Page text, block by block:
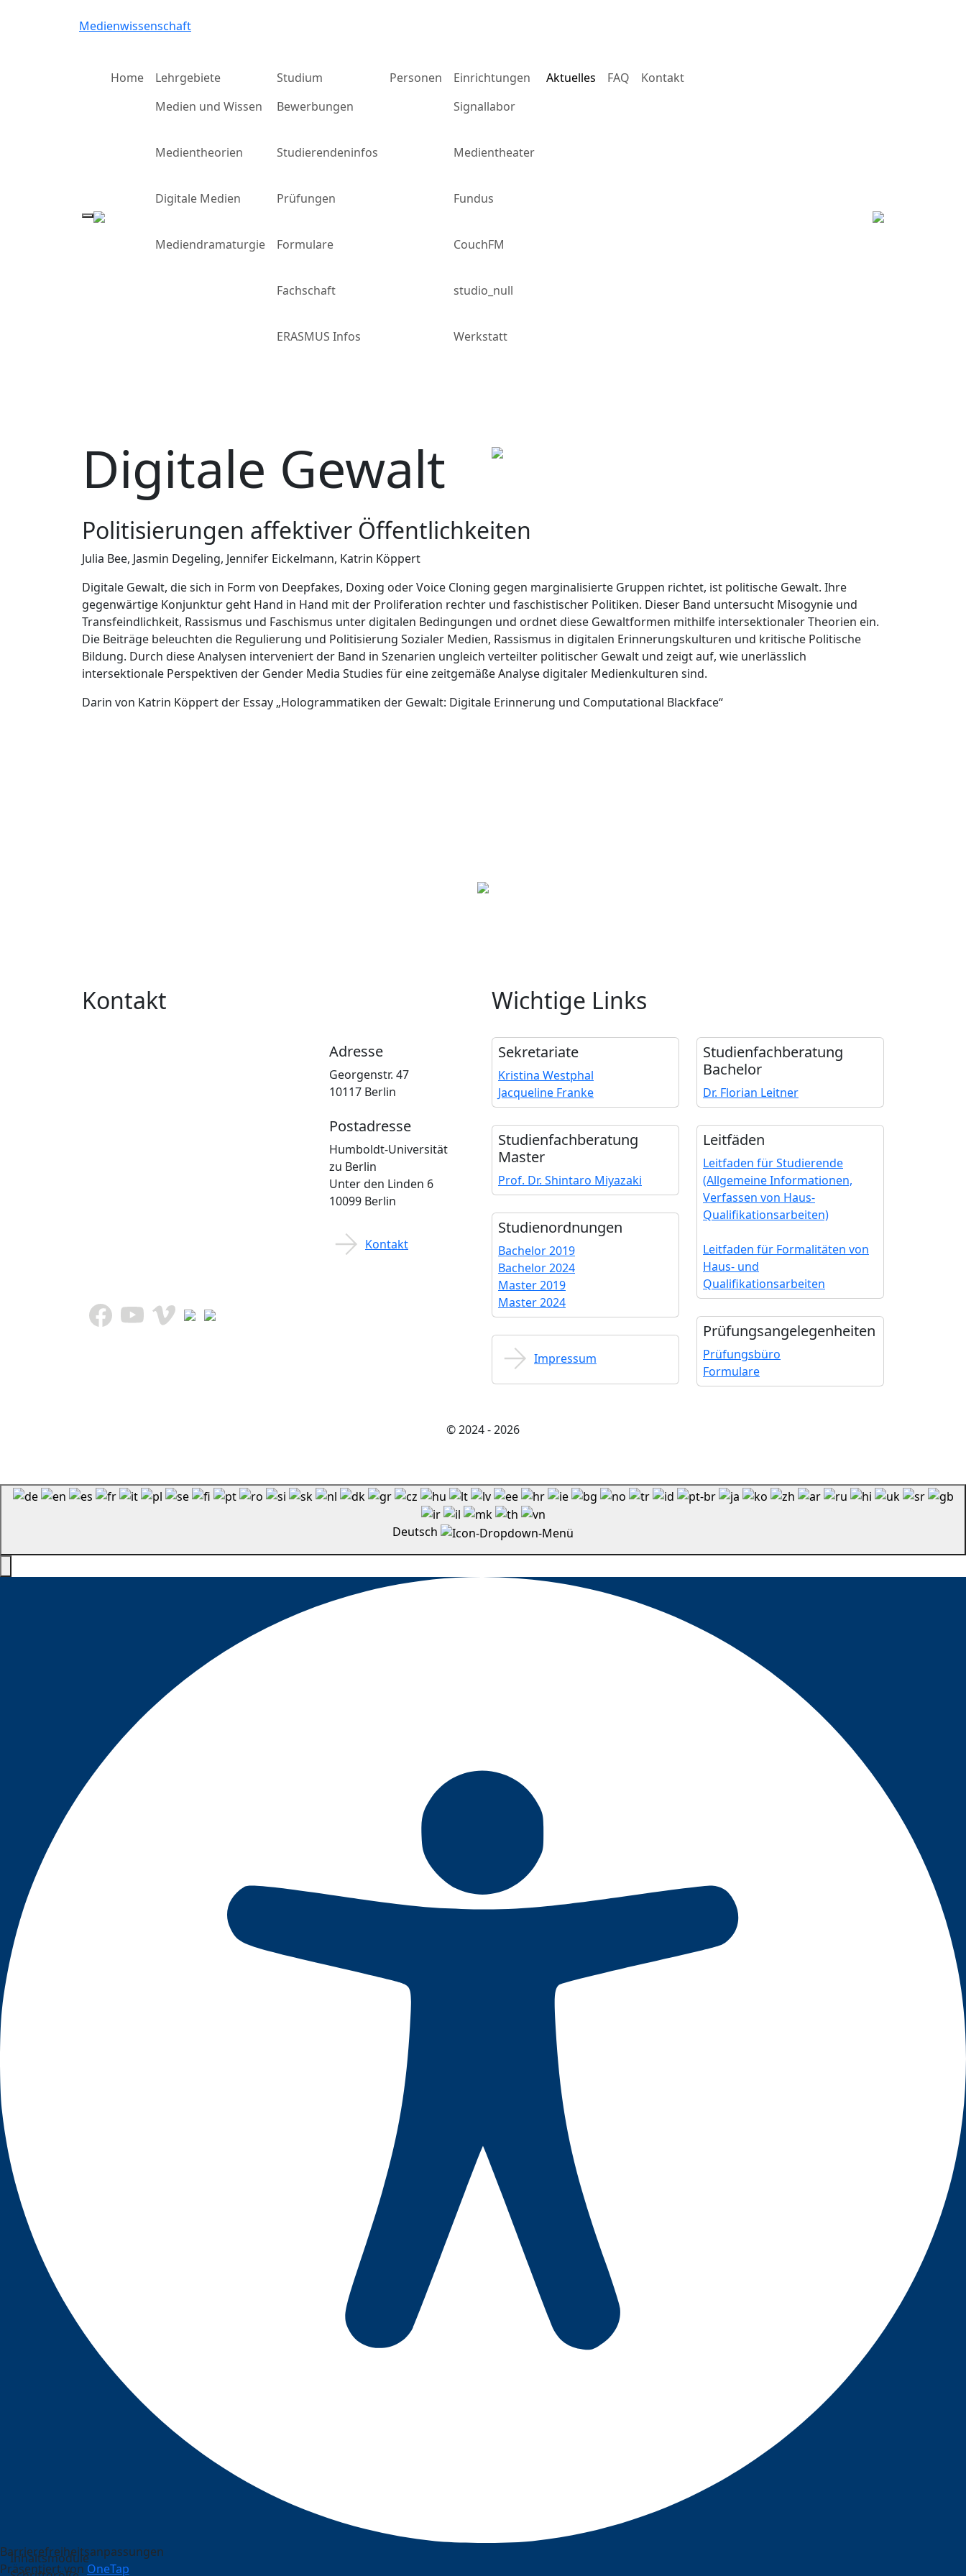
Medienwissenschaft
Home
Lehrgebiete
Medien und Wissen
Medientheorien
Digitale Medien
Mediendramaturgie
Studium
Bewerbungen
Studierendeninfos
Prüfungen
Formulare
Fachschaft
ERASMUS Infos
Personen
Einrichtungen
Signallabor
Medientheater
Fundus
CouchFM
studio_null
Werkstatt
Aktuelles FAQ Kontakt
Digitale Gewalt
Politisierungen affektiver Öffentlichkeiten
Julia Bee, Jasmin Degeling, Jennifer Eickelmann, Katrin Köppert
Digitale Gewalt, die sich in Form von Deepfakes, Doxing oder Voice Cloning gegen marginalisierte Gruppen richtet, ist politische Gewalt. Ihre
gegenwärtige Konjunktur geht Hand in Hand mit der Proliferation rechter und faschistischer Politiken. Dieser Band untersucht Misogynie und
Transfeindlichkeit, Rassismus und Faschismus unter digitalen Bedingungen und ordnet diese Gewaltformen mithilfe intersektionaler Theorien ein.
Die Beiträge beleuchten die Regulierung und Politisierung Sozialer Medien, Rassismus in digitalen Erinnerungskulturen und kritische Politische
Bildung. Durch diese Analysen interveniert der Band in Szenarien ungleich verteilter politischer Gewalt und zeigt auf, wie unerlässlich
intersektionale Perspektiven der Gender Media Studies für eine zeitgemäße Analyse digitaler Medienkulturen sind.
Darin von Katrin Köppert der Essay „Hologrammatiken der Gewalt: Digitale Erinnerung und Computational Blackface“
Kontakt
Adresse
Georgenstr. 47
10117 Berlin
Postadresse
Humboldt-Universität
zu Berlin
Unter den Linden 6
10099 Berlin
Kontakt
Wichtige Links
Sekretariate
Kristina Westphal
Jacqueline Franke
Studienfach­beratung
Bachelor
Dr. Florian Leitner
Studienfach­beratung
Master
Prof. Dr. Shintaro Miyazaki
Leitfäden
Leitfaden für Studierende
(Allgemeine Informationen,
Verfassen von Haus-
Qualifikationsarbeiten)
Leitfaden für Formalitäten von
Haus- und
Qualifikationsarbeiten
Studien­ordnungen
Bachelor 2019
Bachelor 2024
Master 2019
Master 2024
Prüfungs­angelegenheiten
Prüfungsbüro
Formulare
Impressum
© 2024 - 2026
Deutsch
Barrierefreiheitsanpassungen
Präsentiert von OneTap
Inhaltsmodule